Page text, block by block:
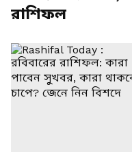
রাশিফল